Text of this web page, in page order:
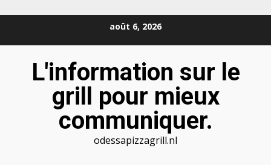
août 6, 2026
L'information sur le
grill pour mieux
communiquer.
odessapizzagrill.nl